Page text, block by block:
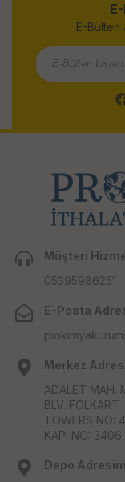
E-Bülten
Müşteri
05395986251
E-Posta
Merkez
ADALET MAH.
BLV. FOLKART
TOWERS NO:
KAPI NO: 3406
Depo